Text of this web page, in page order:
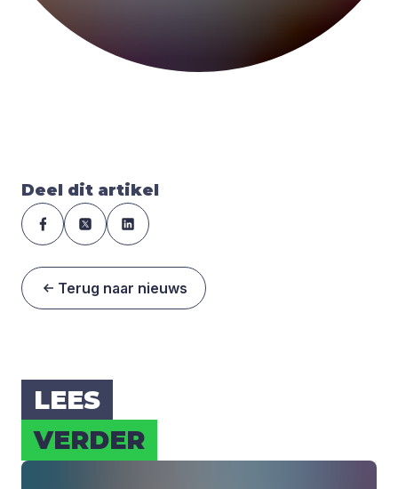
Deel dit artikel
Terug naar nieuws
LEES
VER­DER